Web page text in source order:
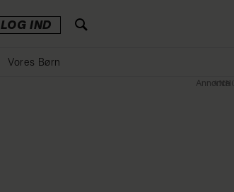
LOG IND
Vores Børn
Annonce